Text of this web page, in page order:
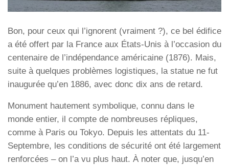
Bon, pour ceux qui l’ignorent (vraiment ?), ce bel édifice
a été offert par la France aux États-Unis à l’occasion du
centenaire de l’indépendance américaine (1876). Mais,
suite à quelques problèmes logistiques, la statue ne fut
inaugurée qu’en 1886, avec donc dix ans de retard.
Monument hautement symbolique, connu dans le
monde entier, il compte de nombreuses répliques,
comme à Paris ou Tokyo. Depuis les attentats du 11-
Septembre, les conditions de sécurité ont été largement
renforcées – on l’a vu plus haut. À noter que, jusqu’en